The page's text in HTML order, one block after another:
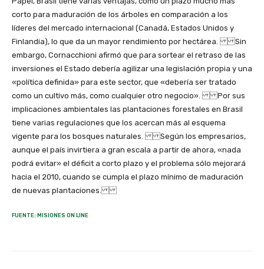
corto para maduración de los árboles en comparación a los
líderes del mercado internacional (Canadá, Estados Unidos y
Finlandia), lo que da un mayor rendimiento por hectárea. Sin
embargo, Cornacchioni afirmó que para sortear el retraso de las
inversiones el Estado debería agilizar una legislación propia y una
«política definida» para este sector, que «debería ser tratado
como un cultivo más, como cualquier otro negocio». Por sus
implicaciones ambientales las plantaciones forestales en Brasil
tiene varias regulaciones que los acercan más al esquema
vigente para los bosques naturales. Según los empresarios,
aunque el país invirtiera a gran escala a partir de ahora, «nada
podrá evitar» el déficit a corto plazo y el problema sólo mejorará
hacia el 2010, cuando se cumpla el plazo mínimo de maduración
de nuevas plantaciones.
FUENTE: MISIONES ON LINE